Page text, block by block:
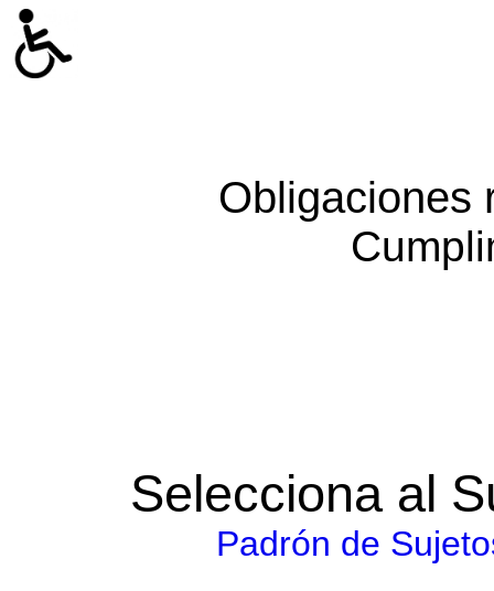
Obligaciones
Selecciona al
Padrón de